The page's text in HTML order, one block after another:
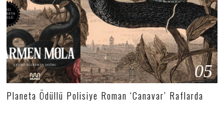
05
Planeta Ödüllü Polisiye Roman ‘Canavar’ Raflarda